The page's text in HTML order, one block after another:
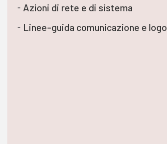
Azioni di rete e di sistema
Linee-guida comunicazione e logo